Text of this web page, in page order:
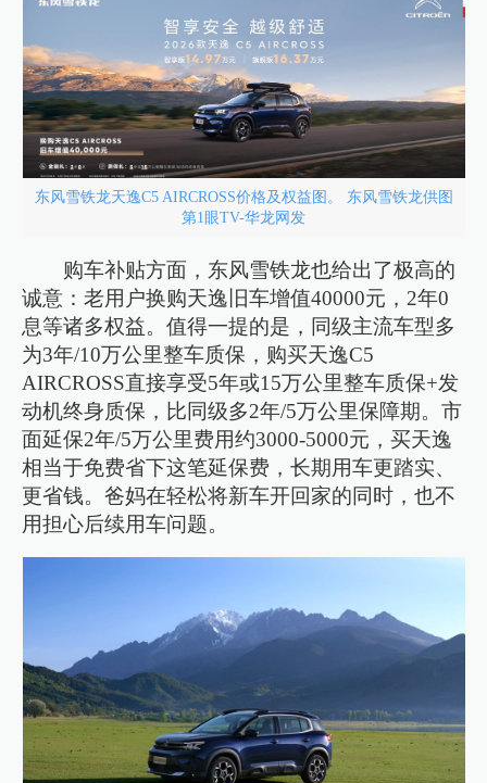
东风雪铁龙天逸C5 AIRCROSS价格及权益图。 东风雪铁龙供图
第1眼TV-华龙网发
购车补贴方面，东风雪铁龙也给出了极高的
诚意：老用户换购天逸旧车增值40000元，2年0
息等诸多权益。值得一提的是，同级主流车型多
为3年/10万公里整车质保，购买天逸C5
AIRCROSS直接享受5年或15万公里整车质保+发
动机终身质保，比同级多2年/5万公里保障期。市
面延保2年/5万公里费用约3000-5000元，买天逸
相当于免费省下这笔延保费，长期用车更踏实、
更省钱。爸妈在轻松将新车开回家的同时，也不
用担心后续用车问题。